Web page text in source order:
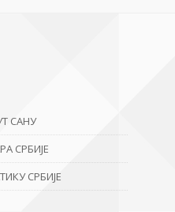
САНУ
СРБИЈЕ
СРБИЈЕ